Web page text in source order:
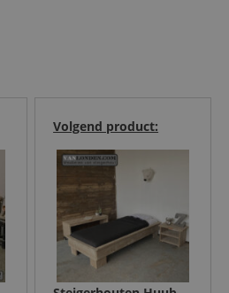
Volgend product: